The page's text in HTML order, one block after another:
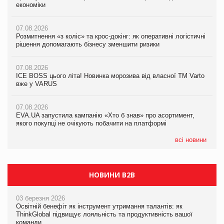
економіки
07.08.2026
Розмитнення «з коліс» та крос-докінг: як оперативні логістичні
рішення допомагають бізнесу зменшити ризики
07.08.2026
ICE BOSS цього літа! Новинка морозива від власної ТМ Varto
вже у VARUS
07.08.2026
EVA.UA запустила кампанію «Хто б знав» про асортимент,
якого покупці не очікують побачити на платформі
всі новини
ICE BOSS цього літа! Новинка морозива від власної ТМ Varto
07.08.2026
EVA.UA запустила кампанію «Хто б знав» про асортимент,
06.08.2026
Смачна новинка для хвостатих: у VARUS з’явилися паучі
05.08.2026
Мережа супермаркетів VARUS купує мережу магазинів
економіки
07.08.2026
Kraft Heinz скоротила збиток у першому півріччі
Продажі Hugo Boss впали на 9%
НОВИНИ B2B
03 березня 2026
Освітній бенефіт як інструмент утримання талантів: як
ThinkGlobal підвищує лояльність та продуктивність вашої
команди